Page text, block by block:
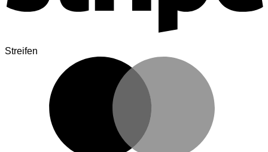
Streifen